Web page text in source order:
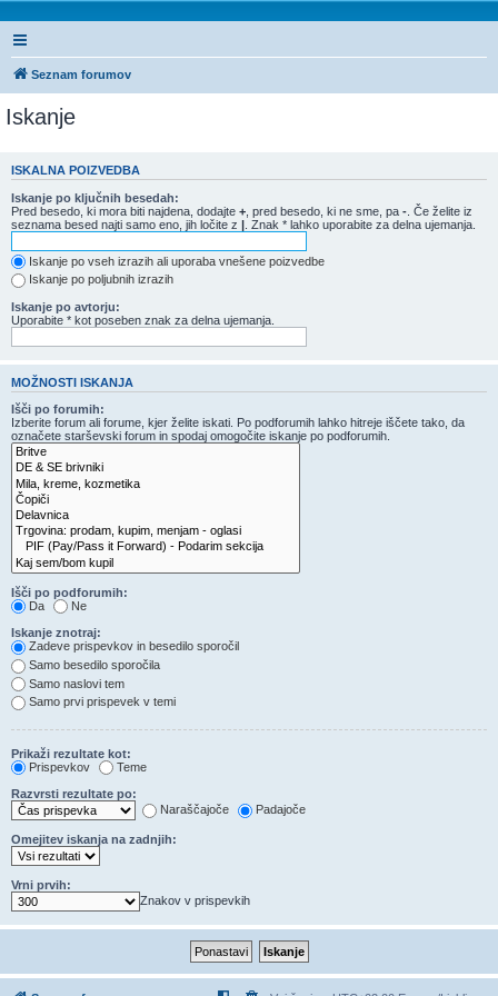
Seznam forumov
Iskanje
ISKALNA POIZVEDBA
Iskanje po ključnih besedah:
Pred besedo, ki mora biti najdena, dodajte + , pred besedo, ki ne sme, pa - . Če želite iz
seznama besed najti samo eno, jih ločite z | . Znak * lahko uporabite za delna ujemanja.
Iskanje po vseh izrazih ali uporaba vnešene poizvedbe
Iskanje po poljubnih izrazih
Iskanje po avtorju:
Uporabite * kot poseben znak za delna ujemanja.
MOŽNOSTI ISKANJA
Išči po forumih:
Izberite forum ali forume, kjer želite iskati. Po podforumih lahko hitreje iščete tako, da
označete starševski forum in spodaj omogočite iskanje po podforumih.
Išči po podforumih:
Da
Ne
Iskanje znotraj:
Zadeve prispevkov in besedilo sporočil
Samo besedilo sporočila
Samo naslovi tem
Samo prvi prispevek v temi
Prikaži rezultate kot:
Prispevkov
Teme
Razvrsti rezultate po:
Naraščajoče
Padajoče
Omejitev iskanja na zadnjih:
Vrni prvih:
Znakov v prispevkih